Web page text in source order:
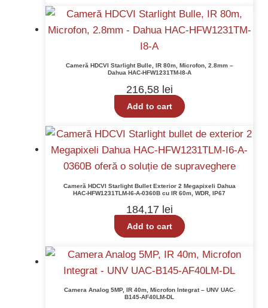
Cameră HDCVI Starlight Bulle, IR 80m, Microfon, 2.8mm –
Dahua HAC-HFW1231TM-I8-A
216,58 lei
Add to cart
Cameră HDCVI Starlight Bullet Exterior 2 Megapixeli Dahua
HAC-HFW1231TLM-I6-A-0360B cu IR 60m, WDR, IP67
184,17 lei
Add to cart
Camera Analog 5MP, IR 40m, Microfon Integrat – UNV UAC-
B145-AF40LM-DL